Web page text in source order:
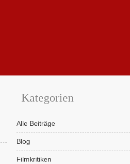
Kategorien
Alle Beiträge
Blog
Filmkritiken